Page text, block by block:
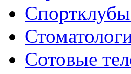
Сотовые